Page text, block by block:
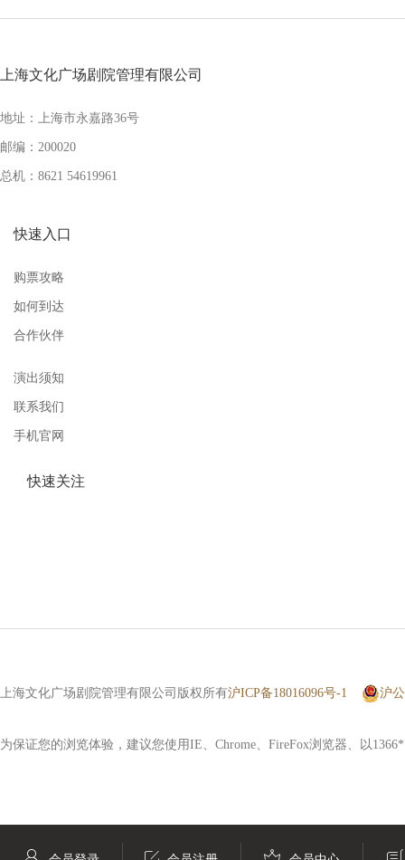
上海文化广场剧院管理有限公司
地址：上海市永嘉路36号
邮编：200020
总机：8621 54619961
快速入口
购票攻略
如何到达
合作伙伴
演出须知
联系我们
手机官网
快速关注
上海文化广场剧院管理有限公司版权所有沪ICP备18016096号-1 沪
为保证您的浏览体验，建议您使用IE、Chrome、FireFox浏览器、以